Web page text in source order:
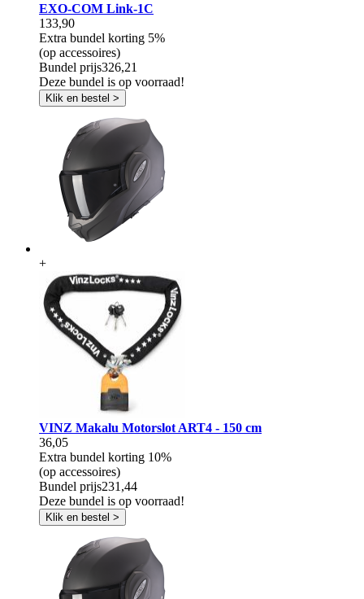
EXO-COM Link-1C
133,90
Extra bundel korting 5%
(op accessoires)
Bundel prijs326,21
Deze bundel is op voorraad!
Klik en bestel >
+
VINZ Makalu Motorslot ART4 - 150 cm
36,05
Extra bundel korting 10%
(op accessoires)
Bundel prijs231,44
Deze bundel is op voorraad!
Klik en bestel >